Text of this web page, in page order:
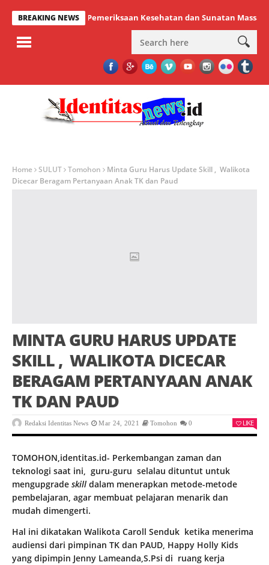
BREAKING NEWS
Gelar Pemeriksaan Kesehatan dan Sunatan Massal Gratis
Home SULUT Tomohon
Minta Guru Harus Update Skill , Walikota
Dicecar Beragam Pertanyaan Anak TK dan Paud
MINTA GURU HARUS UPDATE
SKILL , WALIKOTA DICECAR
BERAGAM PERTANYAAN ANAK
TK DAN PAUD
Redaksi Identitas News Mar 24, 2021 Tomohon 0 LIKE
TOMOHON,identitas.id- Perkembangan zaman dan
teknologi saat ini, guru-guru selalau dituntut untuk
mengupgrade skill dalam menerapkan metode-metode
pembelajaran, agar membuat pelajaran menarik dan
mudah dimengerti.
Hal ini dikatakan Walikota Caroll Senduk ketika menerima
audiensi dari pimpinan TK dan PAUD, Happy Holly Kids
yang dipimpin Jenny Lameanda,S.Psi di ruang kerja